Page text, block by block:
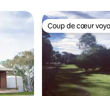
Coup de cœur
Coup de cœur